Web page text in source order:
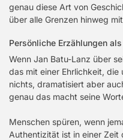
genau diese Art von
über alle Grenzen hinweg
Persönliche Erzählungen
Wenn Jan Batu-Lanz über
das mit einer Ehrlichkeit,
nichts, dramatisiert aber
genau das macht seine
Menschen spüren, wenn
Authentizität ist in einer Zeit